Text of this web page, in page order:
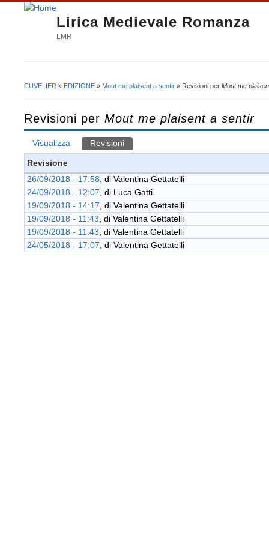
Lirica Medievale Romanza
LMR
CUVELIER » EDIZIONE » Mout me plaisent a sentir » Revisioni per Mout me
Revisioni per Mout me plaisent a sentir
Schede primarie
Visualizza Revisioni
Revisione
26/09/2018 - 17:58 , di Valentina Gettatelli
24/09/2018 - 12:07 , di Luca Gatti
19/09/2018 - 14:17 , di Valentina Gettatelli
19/09/2018 - 11:43 , di Valentina Gettatelli
19/09/2018 - 11:43 , di Valentina Gettatelli
24/05/2018 - 17:07 , di Valentina Gettatelli